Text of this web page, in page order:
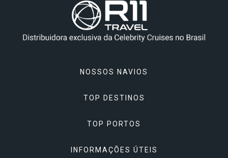
NOSSOS NAVIOS
Celebrity Apex
Celebrity Ascent
Celebrity Beyond
TOP DESTINOS
Alasca
Ásia
TOP PORTOS
Atenas, Grécia
INFORMAÇÕES ÚTEIS